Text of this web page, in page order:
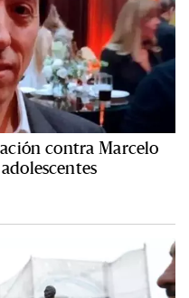
contra Marcelo